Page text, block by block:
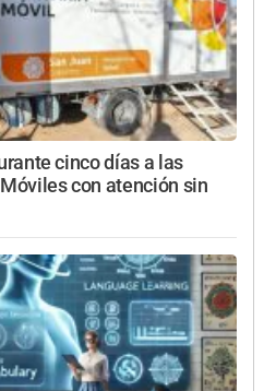
cinco días a las
con atención sin